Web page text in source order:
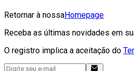
Retornar à nossaHomepage
Receba as últimas novidades em
O registro implica a aceitação do